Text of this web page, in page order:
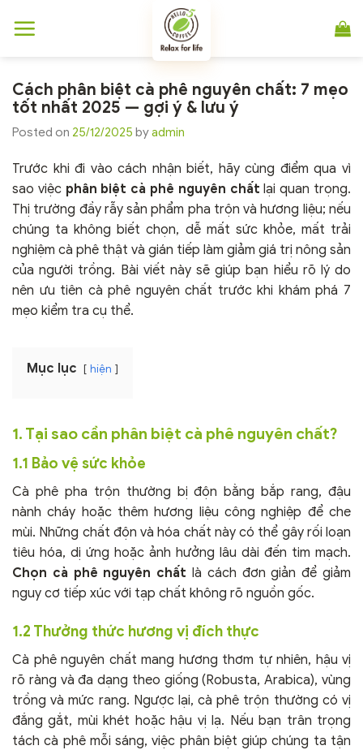
đến
Cách phân biệt cà phê nguyên chất: 7 mẹo
tốt nhất 2025 — gợi ý & lưu ý
Posted on 25/12/2025 byadmin
Trước khi đi vào cách nhận biết, hãy cùng điểm qua vì
sao việc phân biệt cà phê nguyên chất lại quan trọng.
Thị trường đầy rẫy sản phẩm pha trộn và hương liệu; nếu
chúng ta không biết chọn, dễ mất sức khỏe, mất trải
nghiệm cà phê thật và gián tiếp làm giảm giá trị nông sản
của người trồng. Bài viết này sẽ giúp bạn hiểu rõ lý do
nên ưu tiên cà phê nguyên chất trước khi khám phá 7
mẹo kiểm tra cụ thể.
Mục lục hiện
1. Tại sao cần phân biệt cà phê nguyên chất?
1.1 Bảo vệ sức khỏe
Cà phê pha trộn thường bị độn bằng bắp rang, đậu
nành cháy hoặc thêm hương liệu công nghiệp để che
mùi. Những chất độn và hóa chất này có thể gây rối loạn
tiêu hóa, dị ứng hoặc ảnh hưởng lâu dài đến tim mạch.
Chọn cà phê nguyên chất là cách đơn giản để giảm
nguy cơ tiếp xúc với tạp chất không rõ nguồn gốc.
1.2 Thưởng thức hương vị đích thực
Cà phê nguyên chất mang hương thơm tự nhiên, hậu vị
rõ ràng và đa dạng theo giống (Robusta, Arabica), vùng
trồng và mức rang. Ngược lại, cà phê trộn thường có vị
đắng gắt, mùi khét hoặc hậu vị lạ. Nếu bạn trân trọng
tách cà phê mỗi sáng, việc phân biệt giúp chúng ta tận